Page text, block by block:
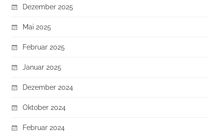
Dezember 2025
Mai 2025
Februar 2025
Januar 2025
Dezember 2024
Oktober 2024
Februar 2024